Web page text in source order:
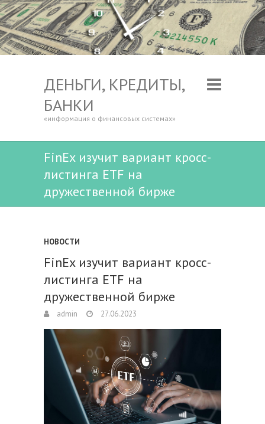
ДЕНЬГИ, КРЕДИТЫ,
БАНКИ
«информация о финансовых системах»
FinEx изучит вариант кросс-
листинга ETF на
дружественной бирже
НОВОСТИ
FinEx изучит вариант кросс-
листинга ETF на
дружественной бирже
admin 27.06.2023